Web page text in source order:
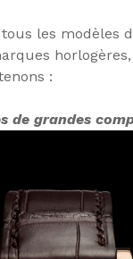
les modèles
:
de grandes